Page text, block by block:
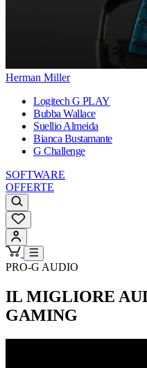
Herman Miller
Logitech G PLAY
Bubba Wallace
Suellio Almeida
Bianca Bustamante
G Challenge
SOFTWARE
OFFERTE
PRO-G AUDIO
IL MIGLIORE
GAMING